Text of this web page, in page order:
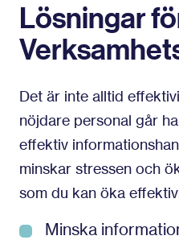
Lösningar
Det är inte alltid
nöjdare personal går
effektiv
minskar stressen och
som du kan öka
Minska